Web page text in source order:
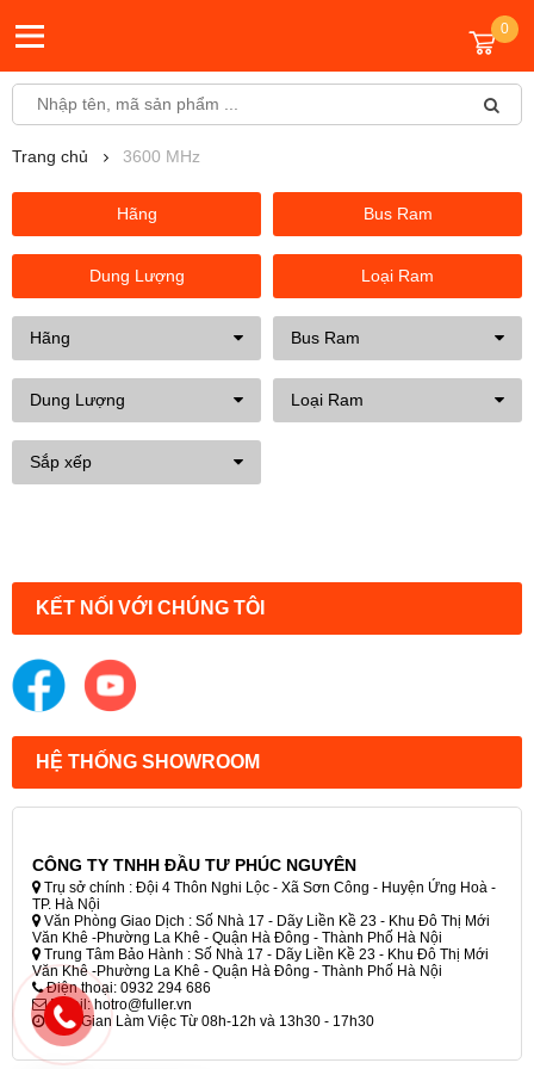
0
Trang chủ 3600 MHz
Hãng Bus Ram
Dung Lượng Loại Ram
Hãng Bus Ram
Dung Lượng Loại Ram
Sắp xếp
KẾT NỐI VỚI CHÚNG TÔI
HỆ THỐNG SHOWROOM
CÔNG TY TNHH ĐẦU TƯ PHÚC NGUYÊN
Trụ sở chính : Đội 4 Thôn Nghi Lộc - Xã Sơn Công - Huyện Ứng Hoà -
TP. Hà Nội
Văn Phòng Giao Dịch : Số Nhà 17 - Dãy Liền Kề 23 - Khu Đô Thị Mới
Văn Khê -Phường La Khê - Quận Hà Đông - Thành Phố Hà Nội
Trung Tâm Bảo Hành : Số Nhà 17 - Dãy Liền Kề 23 - Khu Đô Thị Mới
Văn Khê -Phường La Khê - Quận Hà Đông - Thành Phố Hà Nội
Điện thoại: 0932 294 686
Email: hotro@fuller.vn
Thời Gian Làm Việc Từ 08h-12h và 13h30 - 17h30